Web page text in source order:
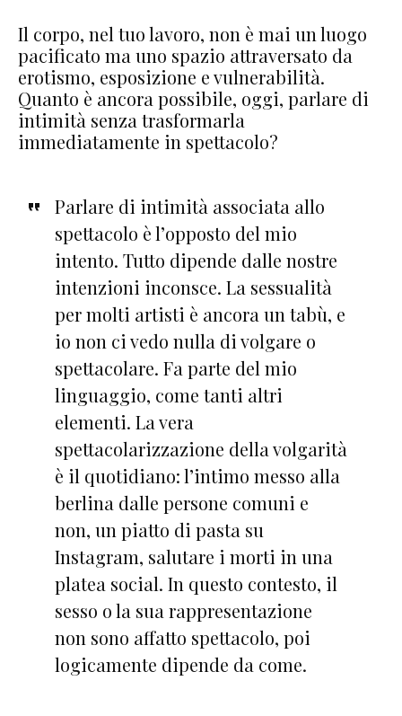
Il corpo, nel tuo lavoro, non è mai un luogo
pacificato ma uno spazio attraversato da
erotismo, esposizione e vulnerabilità.
Quanto è ancora possibile, oggi, parlare di
intimità senza trasformarla
immediatamente in spettacolo?
Parlare di intimità associata allo
spettacolo è l’opposto del mio
intento. Tutto dipende dalle nostre
intenzioni inconsce. La sessualità
per molti artisti è ancora un tabù, e
io non ci vedo nulla di volgare o
spettacolare. Fa parte del mio
linguaggio, come tanti altri
elementi. La vera
spettacolarizzazione della volgarità
è il quotidiano: l’intimo messo alla
berlina dalle persone comuni e
non, un piatto di pasta su
Instagram, salutare i morti in una
platea social. In questo contesto, il
sesso o la sua rappresentazione
non sono affatto spettacolo, poi
logicamente dipende da come.